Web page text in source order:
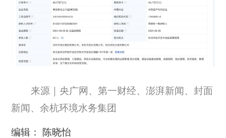
来源｜央广网、第一财经、澎湃新闻、封面
新闻、余杭环境水务集团
编辑： 陈晓怡